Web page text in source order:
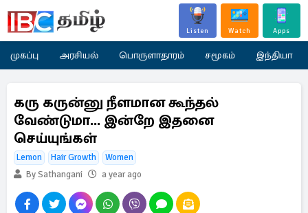
Listen Watch Apps
முகப்பு அரசியல் பொருளாதாரம் சமூகம் இந்தியா
கரு கருன்னு நீளமான கூந்தல்
வேண்டுமா... இன்றே இதனை
செய்யுங்கள்
Lemon Hair Growth
Women
By Sathangani
a year ago